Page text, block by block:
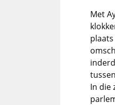
Met
In die